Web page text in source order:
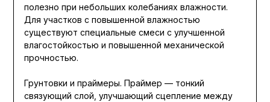
полезно при небольших колебаниях влажности.
Для участков с повышенной влажностью
существуют специальные смеси с улучшенной
влагостойкостью и повышенной механической
прочностью.
Грунтовки и праймеры. Праймер — тонкий
связующий слой, улучшающий сцепление между